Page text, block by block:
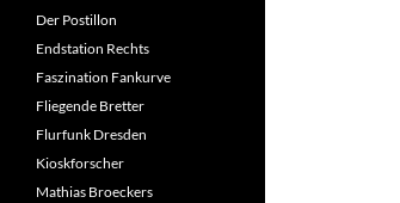
Der Postillon
Endstation Rechts
Faszination Fankurve
Fliegende Bretter
Flurfunk Dresden
Kioskforscher
Mathias Broeckers